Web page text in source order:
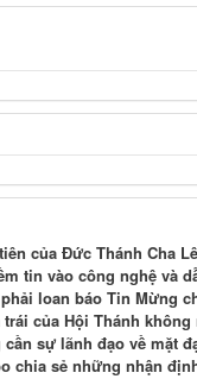
của Đức Thánh Cha
tin vào công nghệ và
loan báo Tin Mừng
của Hội Thánh
sự lãnh đạo về mặt
chia sẻ những nhận